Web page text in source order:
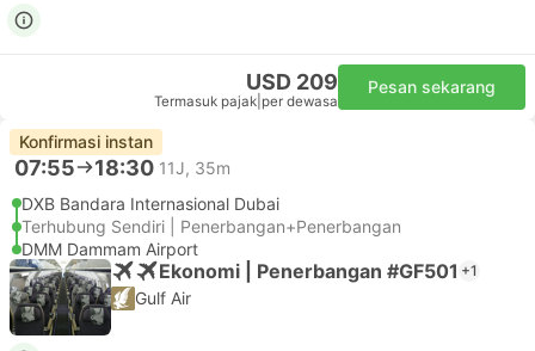
USD 209
Termasuk pajak per dewasa
Pesan sekarang
Konfirmasi instan
07:55 18:30 11J, 35m
DXB Bandara Internasional Dubai
Terhubung Sendiri | Penerbangan+Penerbangan
DMM Dammam Airport
Ekonomi | Penerbangan #GF501 +1
Gulf Air